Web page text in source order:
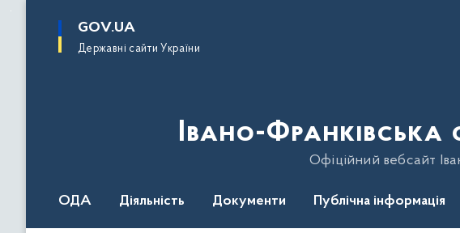
основного
GOV.UA
Державні сайти України
Івано-Франківська
Офіційний вебсайт
ОДА Діяльність Документи Публічна інформація